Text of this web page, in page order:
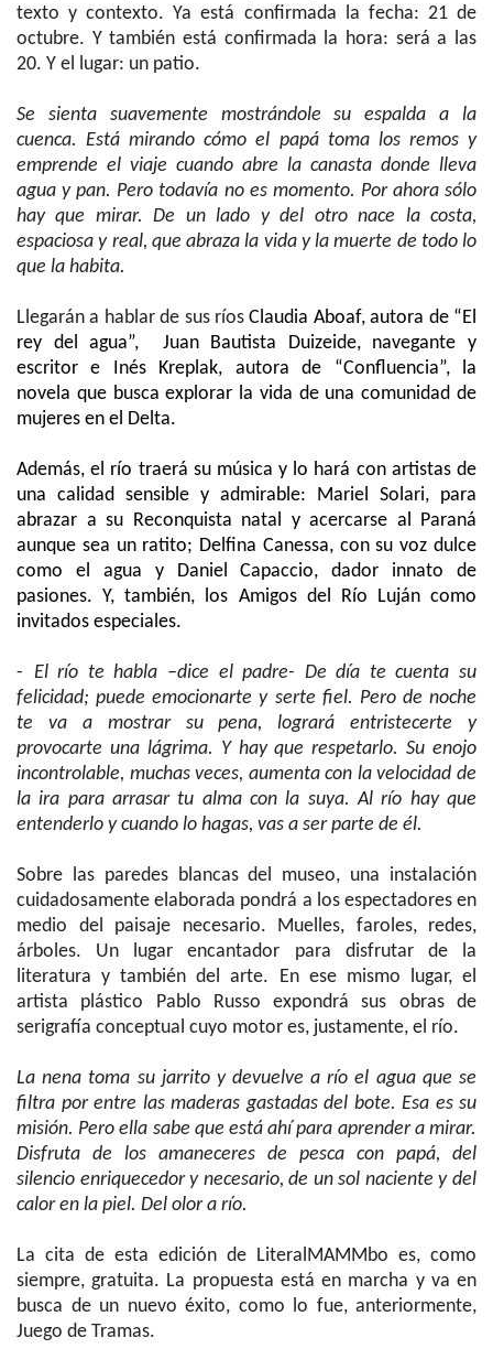
texto y contexto. Ya está confirmada la fecha: 21 de
octubre. Y también está confirmada la hora: será a las
20. Y el lugar: un patio.
Se sienta suavemente mostrándole su espalda a la
cuenca. Está mirando cómo el papá toma los remos y
emprende el viaje cuando abre la canasta donde lleva
agua y pan. Pero todavía no es momento. Por ahora sólo
hay que mirar. De un lado y del otro nace la costa,
espaciosa y real, que abraza la vida y la muerte de todo lo
que la habita.
Llegarán a hablar de sus ríosClaudia Aboaf, autora de “El
rey del agua”, Juan Bautista Duizeide, navegante y
escritor e Inés Kreplak, autora de “Confluencia”, la
novela que busca explorar la vida de una comunidad de
mujeres en el Delta.
Además, el río traerá su música y lo hará con artistas de
una calidad sensible y admirable: Mariel Solari, para
abrazar a su Reconquista natal y acercarse al Paraná
aunque sea un ratito; Delfina Canessa, con su voz dulce
como el agua y Daniel Capaccio, dador innato de
pasiones. Y, también, los Amigos del Río Luján como
invitados especiales.
- El río te habla –dice el padre- De día te cuenta su
felicidad; puede emocionarte y serte fiel. Pero de noche
te va a mostrar su pena, logrará entristecerte y
provocarte una lágrima. Y hay que respetarlo. Su enojo
incontrolable, muchas veces, aumenta con la velocidad de
la ira para arrasar tu alma con la suya. Al río hay que
entenderlo y cuando lo hagas, vas a ser parte de él.
Sobre las paredes blancas del museo, una instalación
cuidadosamente elaborada pondrá a los espectadores en
medio del paisaje necesario. Muelles, faroles, redes,
árboles. Un lugar encantador para disfrutar de la
literatura y también del arte. En ese mismo lugar, el
artista plástico Pablo Russo expondrá sus obras de
serigrafía conceptual cuyo motor es, justamente, el río.
La nena toma su jarrito y devuelve a río el agua que se
filtra por entre las maderas gastadas del bote. Esa es su
misión. Pero ella sabe que está ahí para aprender a mirar.
Disfruta de los amaneceres de pesca con papá, del
silencio enriquecedor y necesario, de un sol naciente y del
calor en la piel. Del olor a río.
La cita de esta edición de LiteralMAMMbo es, como
siempre, gratuita. La propuesta está en marcha y va en
busca de un nuevo éxito, como lo fue, anteriormente,
Juego de Tramas.